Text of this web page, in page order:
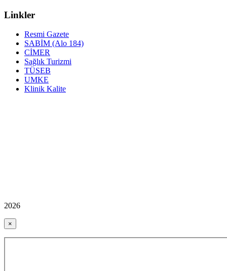
Linkler
Resmi Gazete
SABİM (Alo 184)
CİMER
Sağlık Turizmi
TÜSEB
UMKE
Klinik Kalite
2026
×